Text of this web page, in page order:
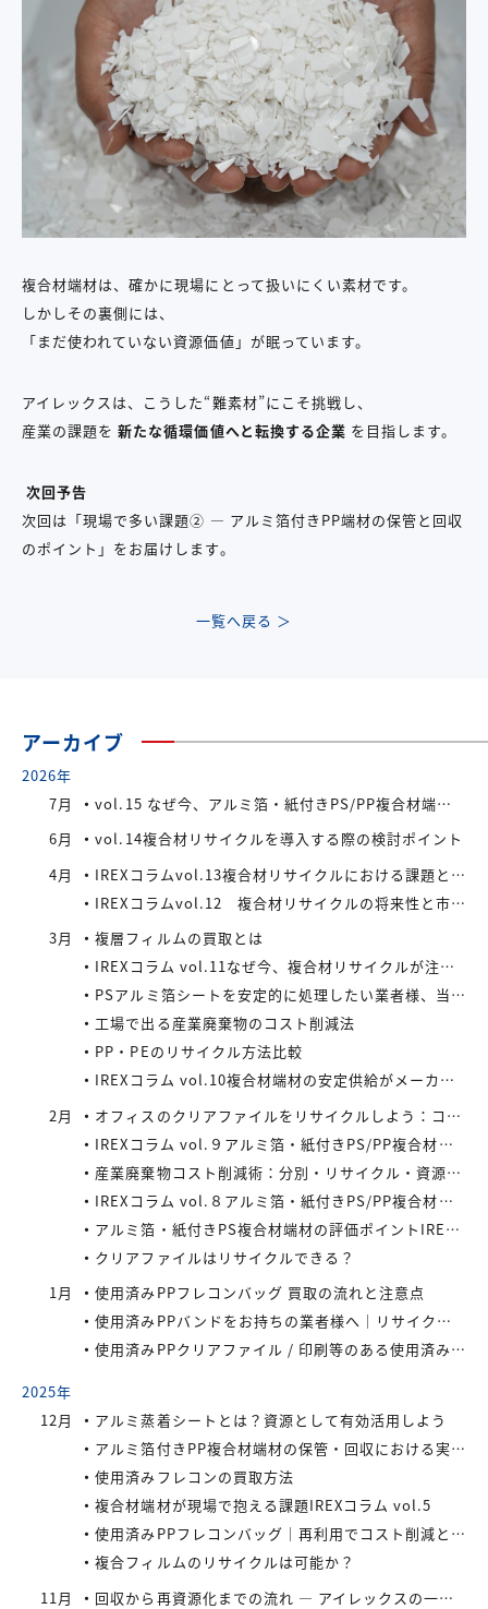
複合材端材は、確かに現場にとって扱いにくい素材です。
しかしその裏側には、
「まだ使われていない資源価値」が眠っています。
アイレックスは、こうした“難素材”にこそ挑戦し、
産業の課題を新たな循環価値へと転換する企業 を目指します。
次回予告
次回は「現場で多い課題② ― アルミ箔付きPP端材の保管と回収
のポイント」をお届けします。
一覧へ戻る ＞
アーカイブ
2026年
7月
vol.15 なぜ今、アルミ箔・紙付きPS/PP複合材端材が注目されているのか
6月
vol.14複合材リサイクルを導入する際の検討ポイント
4月
IREXコラムvol.13複合材リサイクルにおける課題と今後の展望
IREXコラムvol.12 複合材リサイクルの将来性と市場拡大の可能性
3月
複層フィルムの買取とは
IREXコラム vol.11なぜ今、複合材リサイクルが注目されているのか
PSアルミ箔シートを安定的に処理したい業者様、当社が買い取ります！
工場で出る産業廃棄物のコスト削減法
PP・PEのリサイクル方法比較
IREXコラム vol.10複合材端材の安定供給がメーカーにもたらすメリット
2月
オフィスのクリアファイルをリサイクルしよう：コストと環境負荷を同時に減らす方法
IREXコラム vol.９アルミ箔・紙付きPS/PP複合材端材の回収スキームと全国対応体制
産業廃棄物コスト削減術：分別・リサイクル・資源化の徹底活用
IREXコラム vol.８アルミ箔・紙付きPS/PP複合材端材をより高く評価するために現場でできること
アルミ箔・紙付きPS複合材端材の評価ポイントIREXコラム vol.7
クリアファイルはリサイクルできる？
1月
使用済みPPフレコンバッグ 買取の流れと注意点
使用済みPPバンドをお持ちの業者様へ｜リサイクル・買取対応中
使用済みPPクリアファイル / 印刷等のある使用済みPPクリアファイルの再資源化とリサイクル方法
2025年
12月
アルミ蒸着シートとは？資源として有効活用しよう
アルミ箔付きPP複合材端材の保管・回収における実務上のポイントIREXコラム vol.6
使用済みフレコンの買取方法
複合材端材が現場で抱える課題IREXコラム vol.5
使用済みPPフレコンバッグ｜再利用でコスト削減と環境負荷軽減を実現
複合フィルムのリサイクルは可能か？
11月
回収から再資源化までの流れ ― アイレックスの一貫処理体制 IREXコラム vol.4